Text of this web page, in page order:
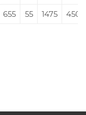
655 55 1475 450